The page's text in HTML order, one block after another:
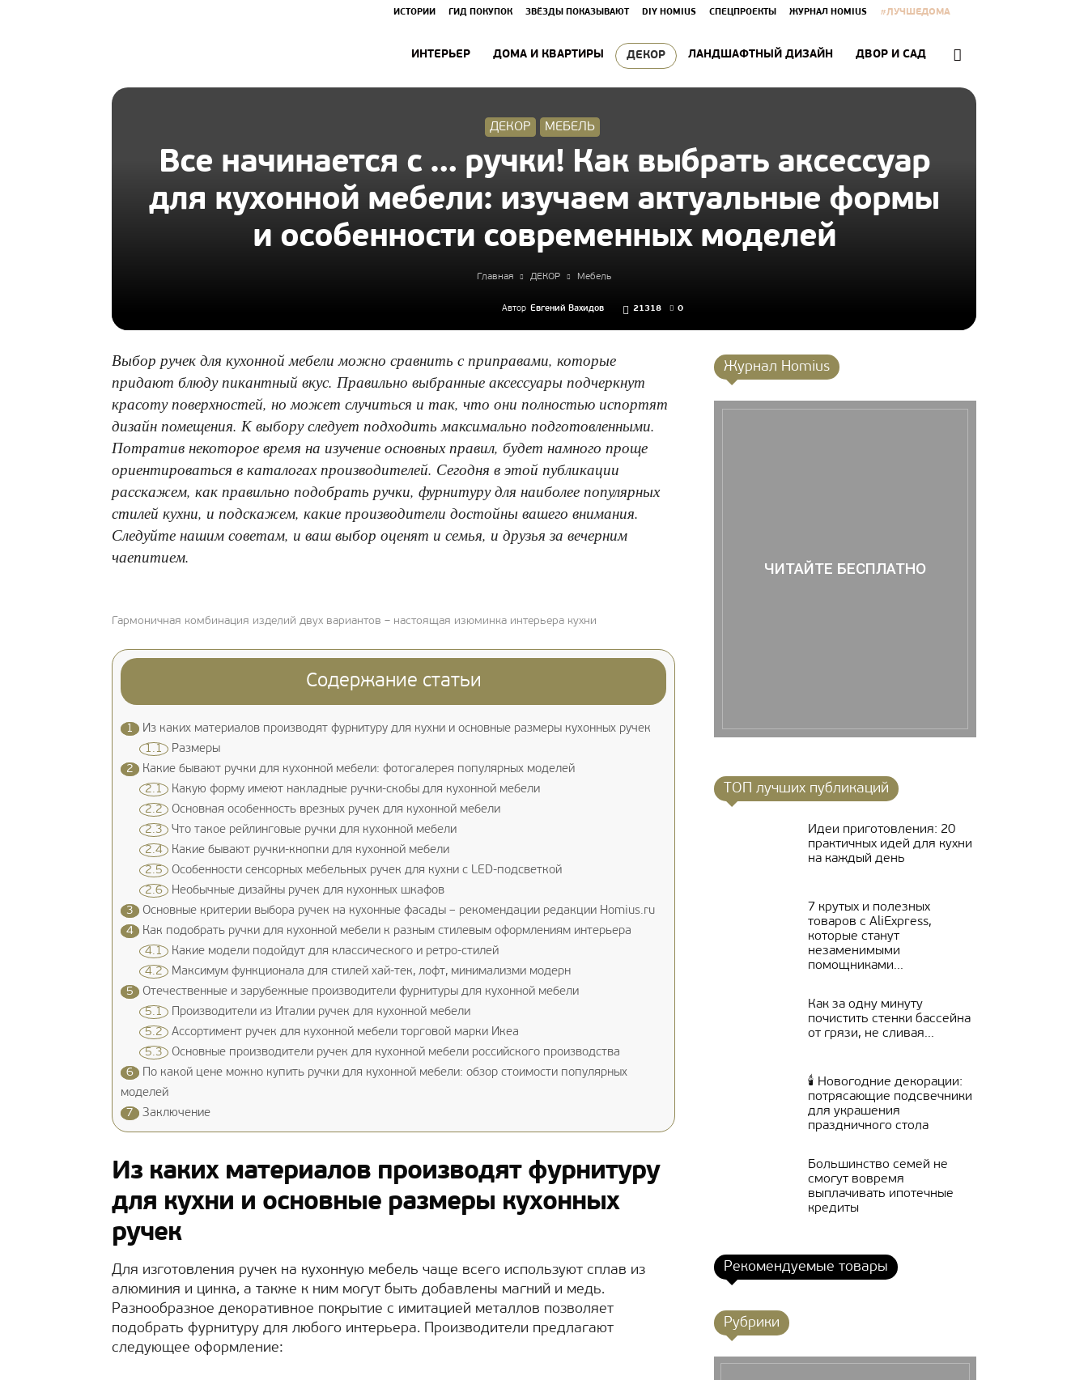
ИСТОРИИ ГИД ПОКУПОК ЗВЁЗДЫ ПОКАЗЫВАЮТ DIY HOMIUS СПЕЦПРОЕКТЫ ЖУРНАЛ HOMIUS #ЛУЧШЕДОМА
ИНТЕРЬЕР ДОМА И КВАРТИРЫ ДЕКОР ЛАНДШАФТНЫЙ ДИЗАЙН ДВОР И САД
ДЕКОР МЕБЕЛЬ
Все начинается с … ручки! Как выбрать аксессуар
для кухонной мебели: изучаем актуальные формы
и особенности современных моделей
Главная ДЕКОР Мебель
Автор Евгений Вахидов 21318 0
Выбор ручек для кухонной мебели можно сравнить с приправами, которые
придают блюду пикантный вкус. Правильно выбранные аксессуары подчеркнут
красоту поверхностей, но может случиться и так, что они полностью испортят
дизайн помещения. К выбору следует подходить максимально подготовленными.
Потратив некоторое время на изучение основных правил, будет намного проще
ориентироваться в каталогах производителей. Сегодня в этой публикации
расскажем, как правильно подобрать ручки, фурнитуру для наиболее популярных
стилей кухни, и подскажем, какие производители достойны вашего внимания.
Следуйте нашим советам, и ваш выбор оценят и семья, и друзья за вечерним
чаепитием.
Гармоничная комбинация изделий двух вариантов – настоящая изюминка интерьера кухни
Содержание статьи
1
Из каких материалов производят фурнитуру для кухни и основные размеры кухонных ручек
1.1 Размеры
2
Какие бывают ручки для кухонной мебели: фотогалерея популярных моделей
2.1 Какую форму имеют накладные ручки-скобы для кухонной мебели
2.2 Основная особенность врезных ручек для кухонной мебели
2.3 Что такое рейлинговые ручки для кухонной мебели
2.4 Какие бывают ручки-кнопки для кухонной мебели
2.5 Особенности сенсорных мебельных ручек для кухни с LED-подсветкой
2.6 Необычные дизайны ручек для кухонных шкафов
3
Основные критерии выбора ручек на кухонные фасады – рекомендации редакции Homius.ru
4
Как подобрать ручки для кухонной мебели к разным стилевым оформлениям интерьера
4.1 Какие модели подойдут для классического и ретро-стилей
4.2 Максимум функционала для стилей хай-тек, лофт, минимализми модерн
5
Отечественные и зарубежные производители фурнитуры для кухонной мебели
5.1 Производители из Италии ручек для кухонной мебели
5.2 Ассортимент ручек для кухонной мебели торговой марки Икеа
5.3 Основные производители ручек для кухонной мебели российского производства
6
По какой цене можно купить ручки для кухонной мебели: обзор стоимости популярных
моделей
7
Заключение
Из каких материалов производят фурнитуру
для кухни и основные размеры кухонных
ручек
Для изготовления ручек на кухонную мебель чаще всего используют сплав из
алюминия и цинка, а также к ним могут быть добавлены магний и медь.
Разнообразное декоративное покрытие с имитацией металлов позволяет
подобрать фурнитуру для любого интерьера. Производители предлагают
следующее оформление:
Журнал Homius
ЧИТАЙТЕ БЕСПЛАТНО
ТОП лучших публикаций
Идеи приготовления: 20
практичных идей для кухни
на каждый день
7 крутых и полезных
товаров с AliExpress,
которые станут
незаменимыми
помощниками...
Как за одну минуту
почистить стенки бассейна
от грязи, не сливая...
🕯 Новогодние декорации:
потрясающие подсвечники
для украшения
праздничного стола
Большинство семей не
смогут вовремя
выплачивать ипотечные
кредиты
Рекомендуемые товары
Рубрики